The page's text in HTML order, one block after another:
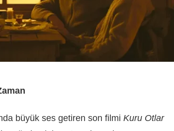
büyük ses getiren son filmi Kuru Otlar